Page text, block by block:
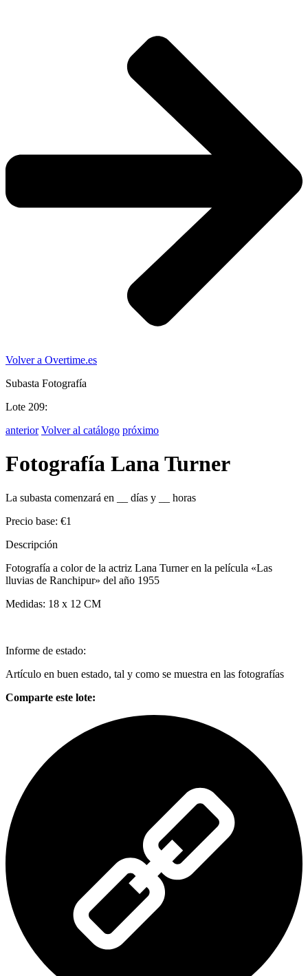
Volver a Overtime.es
Subasta Fotografía
Lote 209:
anterior Volver al catálogo próximo
Fotografía Lana Turner
La subasta comenzará en días y
horas
Precio base: €1
Descripción
Fotografía a color de la actriz Lana Turner en la película «Las
lluvias de Ranchipur» del año 1955
Medidas: 18 x 12 CM
Informe de estado:
Artículo en buen estado, tal y como se muestra en las fotografías
Comparte este lote: